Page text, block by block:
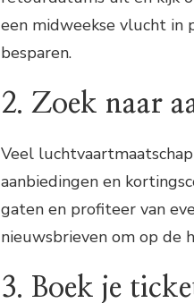
een midweekse vlucht in
besparen.
2. Zoek naar
Veel
aanbiedingen en
gaten en profiteer van
nieuwsbrieven om op de
3. Boek je